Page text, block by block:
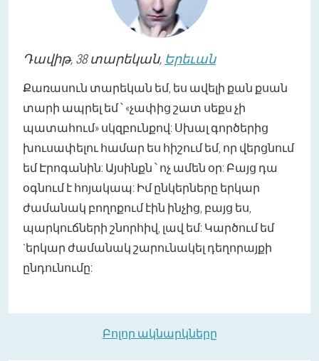
Դավիթ, 38 տարեկան, Երեւան
Քառասուն տարեկան եմ, ես ավելի քան քսան
տարի ապրել եմ ՝ «չափից շատ սեքս չի
պատահում» սկզբունքով: Սխալ գործերից
խուսափելու համար ես հիշում եմ, որ վերցնում
եմ Էրոգանին: Այսինքն ՝ ոչ ամեն օր: Բայց դա
օգնում է հոյակապ: Իմ ընկերները երկար
ժամանակ բողոքում էին ինչից, բայց ես,
պարկուճների շնորհիվ, լավ եմ: Կարծում եմ
`երկար ժամանակ շարունակել դեղորայքի
ընդունումը:
Բոլոր ակնարկները